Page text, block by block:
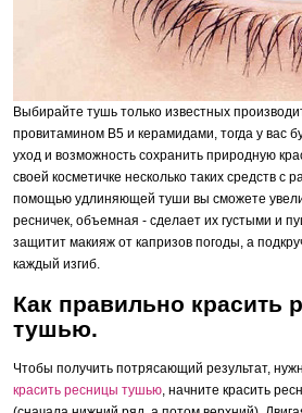
Выбирайте тушь только известных
провитамином В5 и керамидами, тогда у вас
уход и возможность сохранить природную
своей косметичке несколько таких средств
помощью удлиняющей туши вы сможете
ресничек, объемная - сделает их густыми и
защитит макияж от капризов погоды, а
каждый изгиб.
Как правильно красить
тушью.
Чтобы получить потрясающий результат,
красить ресницы тушью, начните красить